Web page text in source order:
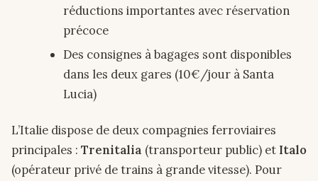
réductions importantes avec réservation
précoce
Des consignes à bagages sont disponibles
dans les deux gares (10€/jour à Santa
Lucia)
L’Italie dispose de deux compagnies ferroviaires
principales : Trenitalia (transporteur public) et Italo
(opérateur privé de trains à grande vitesse). Pour